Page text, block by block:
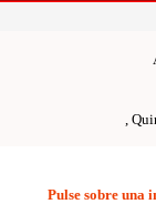
,
Pulse sobre una